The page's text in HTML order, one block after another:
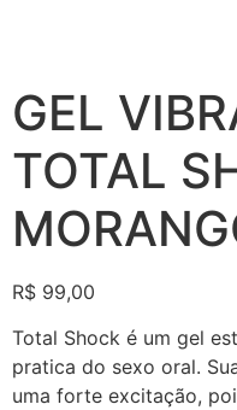
GEL
TOTAL
R$ 99,00
Total Shock é um gel
pratica do sexo oral.
uma forte excitação,